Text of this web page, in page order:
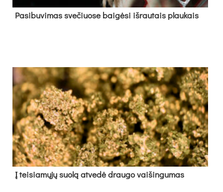
Pa­si­bu­vi­mas sve­čiuo­se bai­gė­si iš­rau­tais plau­kais
Į tei­sia­mų­jų suo­lą at­ve­dė drau­go vai­šin­gu­mas